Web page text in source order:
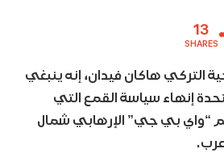
13
SHARES
التركي هاكان فيدان، إنه ينبغي
إنهاء سياسة القمع التي
“واي بي جي” الإرهابي شمال